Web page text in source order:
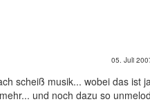
05. Juli
scheiß musik... wobei das ist
und noch dazu so